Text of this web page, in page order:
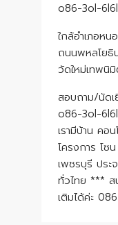
o86-3ol-6l6l
ใกล้อำเภอห
ถนนพหลโยธิ
วัดใหม่เทพนิ
สอบถาม/นัด
o86-3ol-6l6l
เรามีบ้าน ค
โครงการ โซ
เพชรบุรี ปร
ทั่วไทย *** ส
เติมได้ค่ะ